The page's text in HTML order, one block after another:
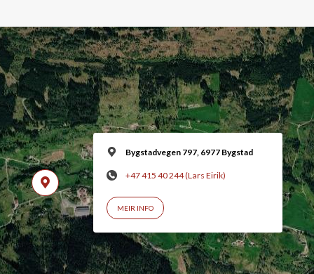
Bygstadvegen 797, 6977 Bygstad
+47 415 40 244 (Lars Eirik)
MEIR INFO